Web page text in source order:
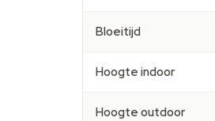
Bloeitijd
Hoogte indoor
Hoogte outdoor